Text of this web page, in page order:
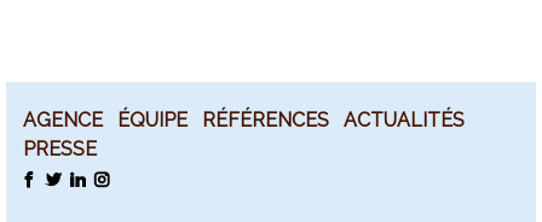
AGENCE ÉQUIPE RÉFÉRENCES
ACTUALITÉS
PRESSE
FACEBOOK